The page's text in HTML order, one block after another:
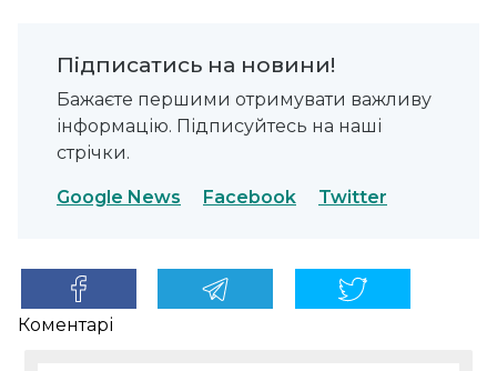
Підписатись на новини!
Бажаєте першими отримувати важливу
інформацію. Підписуйтесь на наші
стрічки.
Google News Facebook Twitter
Коментарі